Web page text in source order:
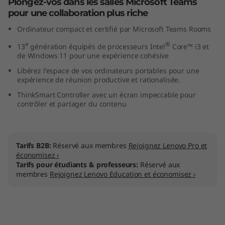
pour une collaboration plus riche
Ordinateur compact et certifié par Microsoft Teams Rooms
13e génération équipés de processeurs Intel® Core™ i3 et
de Windows 11 pour une expérience cohésive
Libérez l'espace de vos ordinateurs portables pour une
expérience de réunion productive et rationalisée.
ThinkSmart Controller avec un écran impeccable pour
contrôler et partager du contenu
Tarifs B2B: Réservé aux membres Rejoignez Lenovo Pro et
économisez ›
Tarifs pour étudiants & professeurs: Réservé aux
membres Rejoignez Lenovo Education et économisez ›